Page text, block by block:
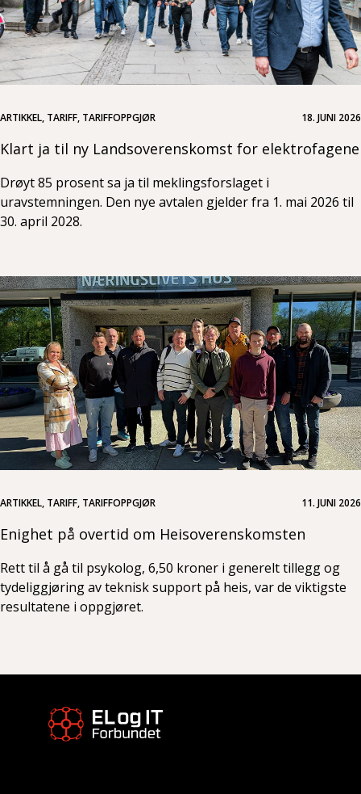
ARTIKKEL, TARIFF, TARIFFOPPGJØR 18. JUNI 2026
Klart ja til ny Landsoverenskomst for elektrofagene
Drøyt 85 prosent sa ja til meklingsforslaget i
uravstemningen. Den nye avtalen gjelder fra 1. mai 2026 til
30. april 2028.
ARTIKKEL, TARIFF, TARIFFOPPGJØR 11. JUNI 2026
Enighet på overtid om Heisoverenskomsten
Rett til å gå til psykolog, 6,50 kroner i generelt tillegg og
tydeliggjøring av teknisk support på heis, var de viktigste
resultatene i oppgjøret.